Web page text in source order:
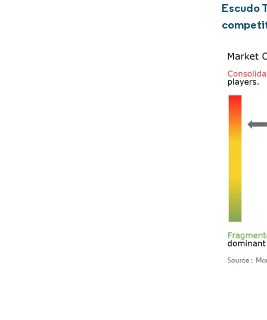
Escudo